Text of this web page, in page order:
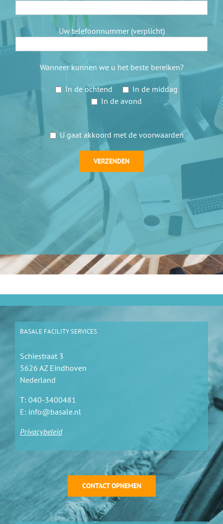
Uw telefoonnummer (verplicht)
Wanneer kunnen we u het beste bereiken?
In de ochtend
In de middag
In de avond
U gaat akkoord met de voorwaarden
BASALE FACILITY SERVICES
Schiestraat 3
5626 AZ Eindhoven
Nederland
T: 040-3400481
E: info@basale.nl
Privacybeleid
CONTACT OPNEMEN